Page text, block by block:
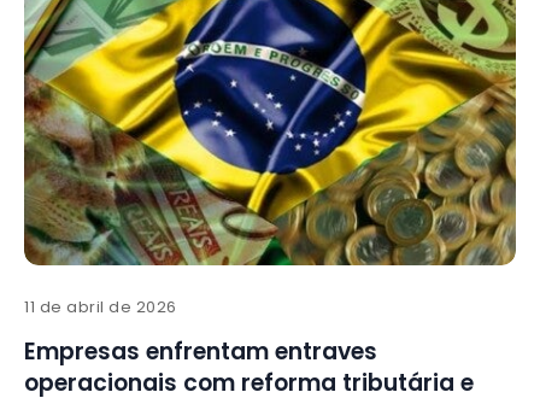
11 de abril de 2026
Empresas enfrentam entraves
operacionais com reforma tributária e